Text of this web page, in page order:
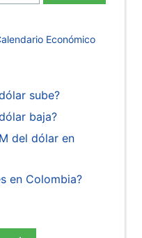
Económico
sube?
baja?
del dólar en
en Colombia?